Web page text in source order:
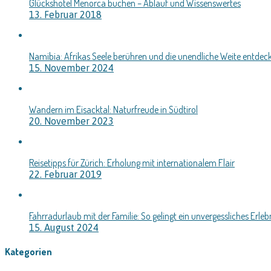
Glückshotel Menorca buchen – Ablauf und Wissenswertes
13. Februar 2018
Namibia: Afrikas Seele berühren und die unendliche Weite
15. November 2024
Wandern im Eisacktal: Naturfreude in Südtirol
20. November 2023
Reisetipps für Zürich: Erholung mit internationalem Flair
22. Februar 2019
Fahrradurlaub mit der Familie: So gelingt ein unvergessliches
15. August 2024
Kategorien